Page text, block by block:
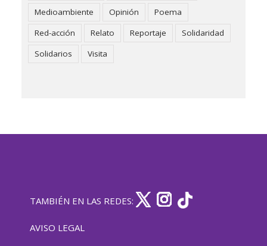
Medioambiente
Opinión
Poema
Red-acción
Relato Reportaje
Solidaridad
Solidarios
Visita
TAMBIÉN EN LAS REDES:
AVISO LEGAL